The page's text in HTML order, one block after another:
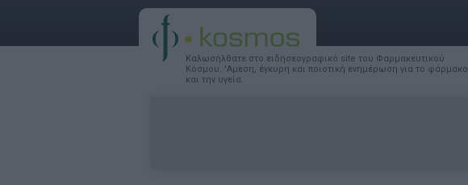
Καλωσήλθατε στο ειδησεογραφικό site του Φαρμακευτικού
Κόσμου. 'Αμεση, έγκυρη και ποιοτική ενημέρωση για το φάρμακο
και την υγεία.